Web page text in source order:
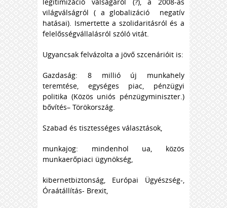
világválságról ( a globalizáció negatív
hatásai). Ismertette a szolidaritásról és a
felelősségvállalásról szóló vitát.
Ugyancsak felvázolta a jövő szcenárióit is:
Gazdaság: 8 millió új munkahely
teremtése, egységes piac, pénzügyi
politika (Közös uniós pénzügyminiszter.)
bővítés– Törökország.
Szabad és tisztességes választások,
munkajog: mindenhol ua, közös
munkaerőpiaci ügynökség,
kibernetbiztonság, Európai Ügyészség-,
Óraátállítás- Brexit,